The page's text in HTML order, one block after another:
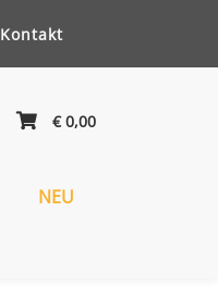
Kontakt
€ 0,00
NEU